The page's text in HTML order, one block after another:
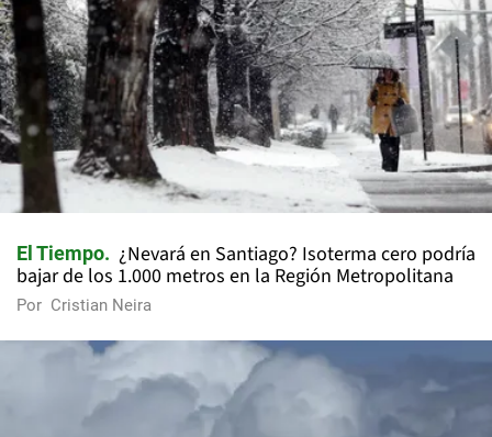
El Tiempo
¿Nevará en Santiago? Isoterma cero podría
bajar de los 1.000 metros en la Región Metropolitana
Por Cristian Neira